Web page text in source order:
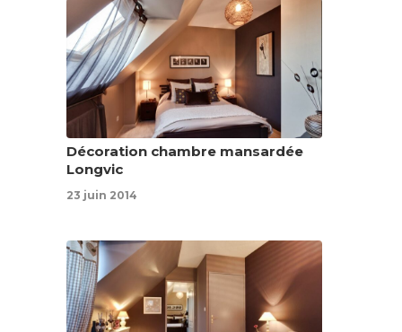
Décoration chambre mansardée
Longvic
23 juin 2014